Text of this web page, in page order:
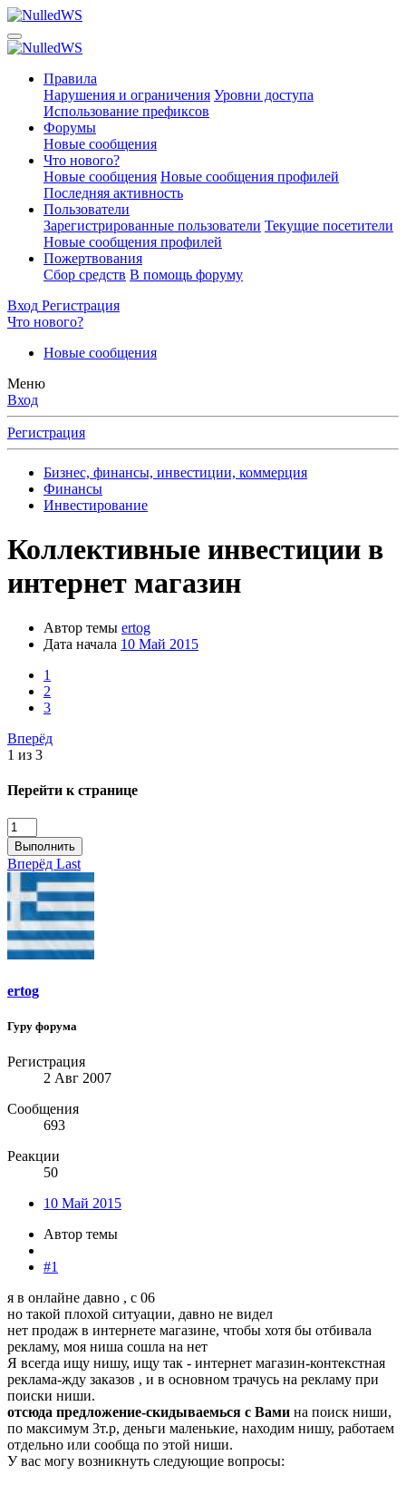
Правила
Нарушения и ограничения Уровни доступа
Использование префиксов
Форумы
Новые сообщения
Что нового?
Новые сообщения Новые сообщения профилей
Последняя активность
Пользователи
Зарегистрированные пользователи Текущие посетители
Новые сообщения профилей
Пожертвования
Сбор средств В помощь форуму
Вход Регистрация
Что нового?
Новые сообщения
Меню
Вход
Регистрация
Бизнес, финансы, инвестиции, коммерция
Финансы
Инвестирование
Коллективные инвестиции в
интернет магазин
Автор темы ertog
Дата начала 10 Май 2015
1
2
3
Вперёд
1 из 3
Перейти к странице
Выполнить
Вперёд Last
ertog
Гуру форума
Регистрация
2 Авг 2007
Сообщения
693
Реакции
50
10 Май 2015
Автор темы
#1
я в онлайне давно , с 06
но такой плохой ситуации, давно не видел
нет продаж в интернете магазине, чтобы хотя бы отбивала
рекламу, моя ниша сошла на нет
Я всегда ищу нишу, ищу так - интернет магазин-контекстная
реклама-жду заказов , и в основном трачусь на рекламу при
поиски ниши.
отсюда предложение-скидываемься с Вами на поиск ниши,
по максимум 3т.р, деньги маленькие, находим нишу, работаем
отдельно или сообща по этой ниши.
У вас могу возникнуть следующие вопросы: